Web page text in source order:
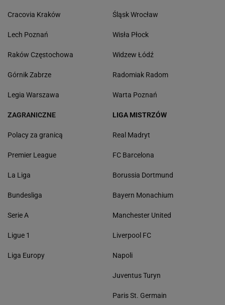
Cracovia Kraków
Lech Poznań
Raków Częstochowa
Górnik Zabrze
Legia Warszawa
Śląsk Wrocław
Wisła Płock
Widzew Łódź
Radomiak Radom
Warta Poznań
ZAGRANICZNE
Polacy za granicą
Premier League
La Liga
Bundesliga
Serie A
Ligue 1
Liga Europy
LIGA MISTRZÓW
Real Madryt
FC Barcelona
Borussia Dortmund
Bayern Monachium
Manchester United
Liverpool FC
Napoli
Juventus Turyn
Paris St. Germain